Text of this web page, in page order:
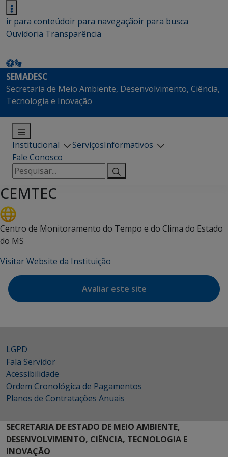
ir para conteúdoir para navegaçãoir para busca
Ouvidoria Transparência
SEMADESC
Secretaria de Meio Ambiente, Desenvolvimento, Ciência,
Tecnologia e Inovação
Institucional ServiçosInformativos
Fale Conosco
Pesquisar
por:
CEMTEC
Centro de Monitoramento do Tempo e do Clima do Estado
do MS
Visitar Website da Instituição
Avaliar este site
LGPD
Fala Servidor
Acessibilidade
Ordem Cronológica de Pagamentos
Planos de Contratações Anuais
SECRETARIA DE ESTADO DE MEIO AMBIENTE,
DESENVOLVIMENTO, CIÊNCIA, TECNOLOGIA E
INOVAÇÃO